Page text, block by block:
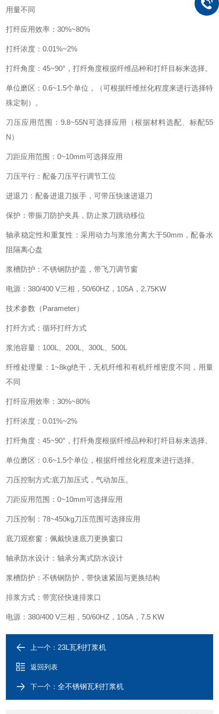
用量不同
打纤应用效率：30%~80%
打纤浓度：0.01%~2%
打纤角度：45~90°，打纤角度根据纤维品种和打纤目标来选择。
单位磨区：0.6~1.5个单位，（可根据纤维丝化程度来进行选择特
殊定制）。
刀压应用范围：9.8~55N可选择应用（根据材料选配、标配55
N）
刀距应用范围：0~10mm可选择应用
刀压平行：配备刀压平行调节工位
进退刀：配备进退刀扳手，可带压快速进退刀
保护：带振刀防护夹具，防止浆刀跳动移位
轴承稳定性和重复性：采用动力与浆池分离大于50mm，配备水
阻隔离心盘
浆槽防护：不锈钢防护盖，带飞刀调节窗
电源：380/400 V三相，50/60HZ，105A，2.75KW
技术参数（Parameter）
打纤方式：循环打纤方式
浆池容量：100L、200L、300L、500L
纤维处理量：1~8kg绝干，无机纤维和有机纤维密度不同，用量
不同
打纤应用效率：30%~80%
打纤浓度：0.01%~2%
打纤角度：45~90°，打纤角度根据纤维品种和打纤目标来选择。
单位磨区：0.6~1.5个单位，根据纤维丝化程度来进行选择。
刀压控制方式:底刀加压式，气动加压。
刀距应用范围：0~10mm可选择应用
刀压控制：78~450kg刀压范围可选择应用
底刀观察窗：佩戴快速底刀更换窗口
轴承防水设计：轴承分离式防水设计
浆槽防护：不锈钢防护，带快速紧固与更换结构
排浆方式：带宽径快速排浆口
电源：380/400 V三相，50/60HZ，105A，7.5 KW
上一个： 23L瓦利打浆机
返回列表
下一个： 全不锈钢瓦利打浆机